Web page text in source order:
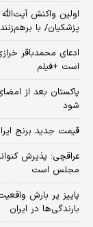
اولین واکنش
پزشکیان/ با
ادعای محمدباقر
است +فیلم
پاکستان بعد از
شود
قیمت جدید برنج
عراقچی: پذیرش
مجلس است
پاییز پر بارش
بارندگی‌ها در ایران